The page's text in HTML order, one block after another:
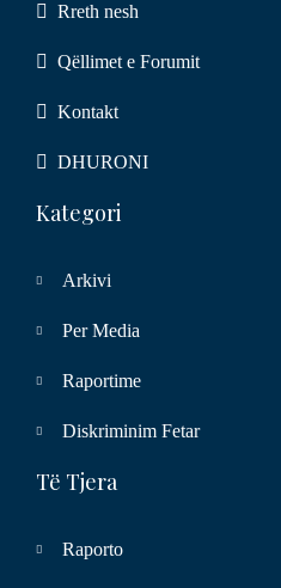
Rreth nesh
Qëllimet e Forumit
Kontakt
DHURONI
Kategori
Arkivi
Per Media
Raportime
Diskriminim Fetar
Të Tjera
Raporto